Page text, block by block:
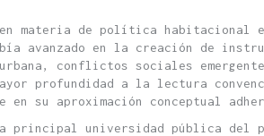
materia de política habitacional
avanzado en la creación de
conflictos sociales
profundidad a la lectura
su aproximación conceptual
la principal universidad pública